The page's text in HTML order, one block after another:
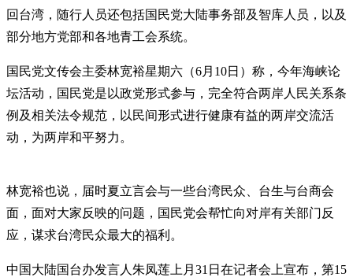
回台湾，随行人员还包括国民党大陆事务部及智库人员，以及
部分地方党部和各地青工会系统。
国民党文传会主委林宽裕星期六（6月10日）称，今年海峡论
坛活动，国民党是以政党形式参与，完全符合两岸人民关系条
例及相关法令规范，以民间形式进行健康有益的两岸交流活
动，为两岸和平努力。
林宽裕也说，届时夏立言会与一些台湾民众、台生与台商会
面，面对大家反映的问题，国民党会帮忙向对岸有关部门反
应，谋求台湾民众最大的福利。
中国大陆国台办发言人朱凤莲上月31日在记者会上宣布，第15